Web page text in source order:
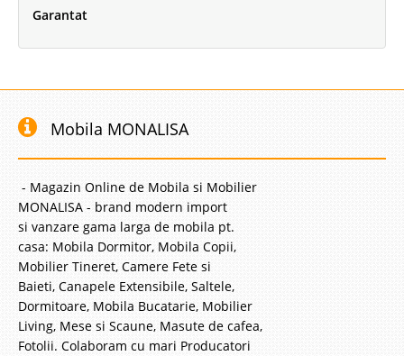
Garantat
Mobila MONALISA
- Magazin Online de Mobila si Mobilier
MONALISA - brand modern import
si vanzare gama larga de mobila pt.
casa: Mobila Dormitor, Mobila Copii,
Mobilier Tineret, Camere Fete si
Baieti, Canapele Extensibile, Saltele,
Dormitoare, Mobila Bucatarie, Mobilier
Living, Mese si Scaune, Masute de cafea,
Fotolii. Colaboram cu mari Producatori